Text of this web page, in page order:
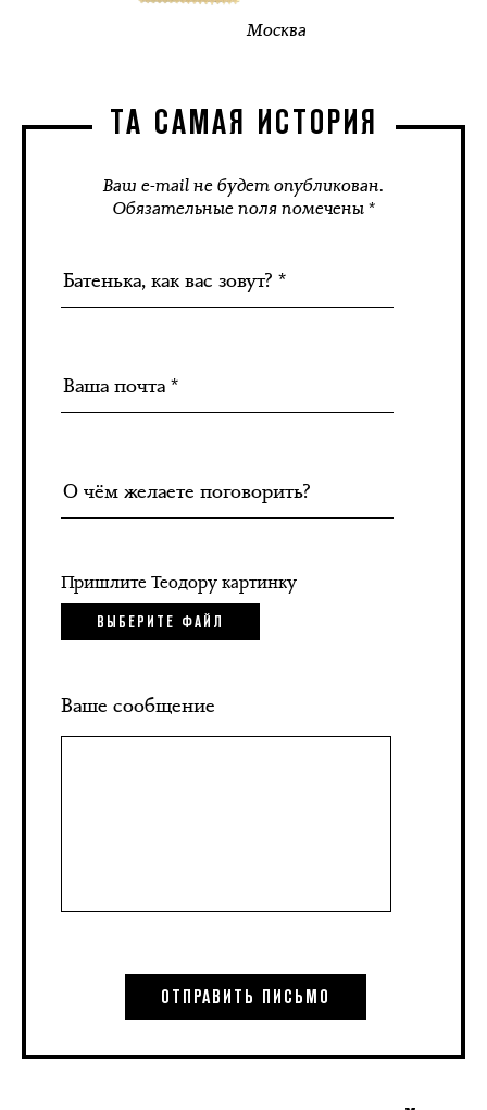
Москва
ТА САМАЯ ИСТОРИЯ
Ваш e-mail не будет опубликован.
Обязательные поля помечены *
Пришлите Теодору картинку
ВЫБЕРИТЕ ФАЙЛ
Ваше сообщение